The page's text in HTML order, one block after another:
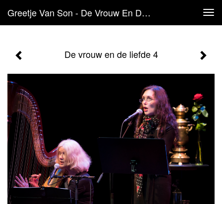
Greetje Van Son - De Vrouw En De Liefde 4
De vrouw en de liefde 4